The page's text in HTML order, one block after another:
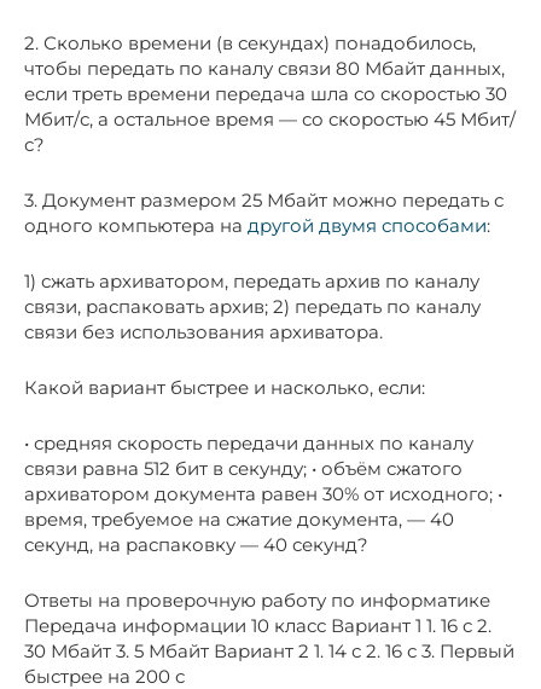
2. Сколько времени (в секундах) понадобилось,
чтобы передать по каналу связи 80 Мбайт данных,
если треть времени передача шла со скоростью 30
Мбит/с, а остальное время — со скоростью 45 Мбит/
с?
­3. Документ размером 25 Мбайт можно передать с
одного компьютера на другой двумя способами:
1) сжать архиватором, передать архив по каналу
связи, распаковать архив; 2) передать по каналу
связи без использования архиватора.
Какой вариант быстрее и насколько, если:
• средняя скорость передачи данных по каналу
связи равна 512 бит в секунду; • объём сжатого
архиватором документа равен 30% от исходного; •
время, требуемое на сжатие документа, — 40
секунд, на распаковку — 40 секунд?
Ответы на проверочную работу по информатике
Передача информации 10 класс Вариант 1 1. 16 с 2.
30 Мбайт 3. 5 Мбайт Вариант 2 1. 14 с 2. 16 с 3. Первый
быстрее на 200 с